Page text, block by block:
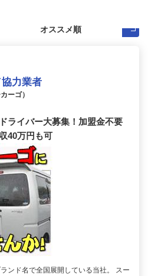
力業者
ーゴ）
ライバー大募集！加盟金不要
40万円も可
ンド名で全国展開している当社。 スー